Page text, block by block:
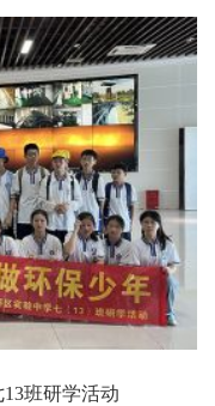
13班研学活动